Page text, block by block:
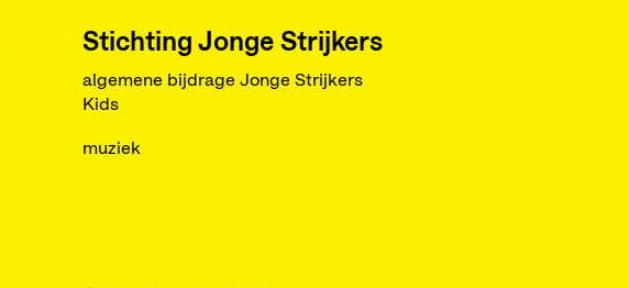
Stichting Jonge Strijkers
algemene bijdrage Jonge Strijkers
Kids
muziek